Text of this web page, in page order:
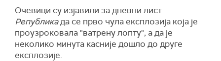
Очевици су изјавили за дневни лист
Републикада се прво чула експлозија која је
проузроковала "ватрену лопту", а да је
неколико минута касније дошло до друге
експлозије.